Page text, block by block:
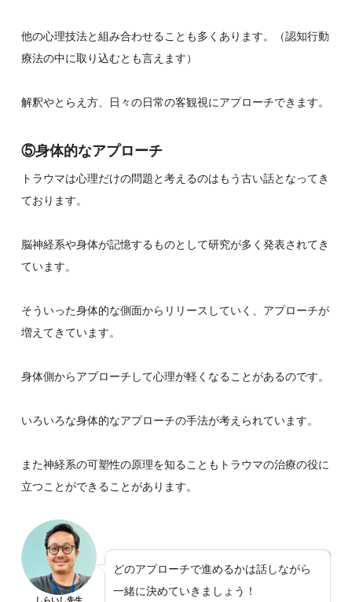
他の心理技法と組み合わせることも多くあります。（認知行動
療法の中に取り込むとも言えます）
解釈やとらえ方、日々の日常の客観視にアプローチできます。
⑤身体的なアプローチ
トラウマは心理だけの問題と考えるのはもう古い話となってき
ております。
脳神経系や身体が記憶するものとして研究が多く発表されてき
ています。
そういった身体的な側面からリリースしていく、アプローチが
増えてきています。
身体側からアプローチして心理が軽くなることがあるのです。
いろいろな身体的なアプローチの手法が考えられています。
また神経系の可塑性の原理を知ることもトラウマの治療の役に
立つことができることがあります。
どのアプローチで進めるかは話しながら
一緒に決めていきましょう！